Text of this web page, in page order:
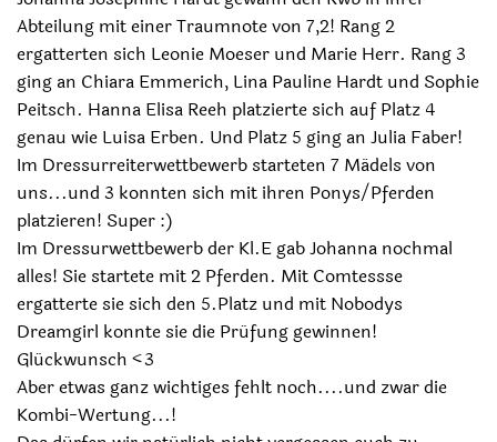
Abteilung mit einer Traumnote von 7,2! Rang 2
ergatterten sich Leonie Moeser und Marie Herr. Rang 3
ging an Chiara Emmerich, Lina Pauline Hardt und Sophie
Peitsch. Hanna Elisa Reeh platzierte sich auf Platz 4
genau wie Luisa Erben. Und Platz 5 ging an Julia Faber!
Im Dressurreiterwettbewerb starteten 7 Mädels von
uns...und 3 konnten sich mit ihren Ponys/Pferden
platzieren! Super :)
Im Dressurwettbewerb der Kl.E gab Johanna nochmal
alles! Sie startete mit 2 Pferden. Mit Comtessse
ergatterte sie sich den 5.Platz und mit Nobodys
Dreamgirl konnte sie die Prüfung gewinnen!
Glückwunsch <3
Aber etwas ganz wichtiges fehlt noch....und zwar die
Kombi-Wertung...!